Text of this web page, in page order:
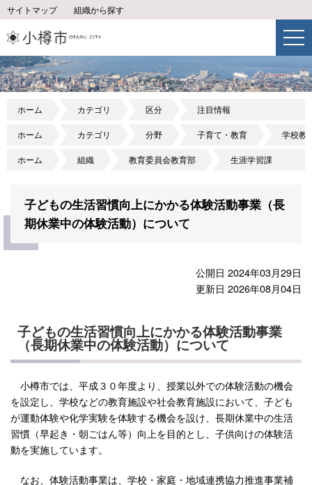
サイトマップ 組織から探す
ホーム カテゴリ 区分 注目情報
ホーム カテゴリ 分野 子育て・教育 学校教
ホーム 組織 教育委員会教育部 生涯学習課
子どもの生活習慣向上にかかる体験活動事業（長
期休業中の体験活動）について
公開日 2024年03月29日
更新日 2026年08月04日
子どもの生活習慣向上にかかる体験活動事業
（長期休業中の体験活動）について
小樽市では、平成３０年度より、授業以外での体験活動の機会
を設定し、学校などの教育施設や社会教育施設において、子ども
が運動体験や化学実験を体験する機会を設け、長期休業中の生活
習慣（早起き・朝ごはん等）向上を目的とし、子供向けの体験活
動を実施しています。
なお、体験活動事業は、学校・家庭・地域連携協力推進事業補